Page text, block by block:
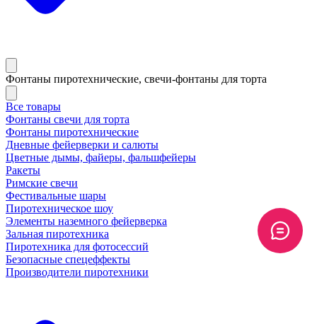
Фонтаны пиротехнические, свечи-фонтаны для торта
Все товары
Фонтаны свечи для торта
Фонтаны пиротехнические
Дневные фейерверки и салюты
Цветные дымы, файеры, фальшфейеры
Ракеты
Римские свечи
Фестивальные шары
Пиротехническое шоу
Элементы наземного фейерверка
Зальная пиротехника
Пиротехника для фотосессий
Безопасные спецеффекты
Производители пиротехники